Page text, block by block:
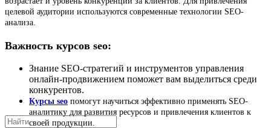
целевой аудитории используются современные технологии SEO-
анализа.
Важность курсов seo:
Знание SEO-стратегий и инструментов управления
онлайн-продвижением поможет вам выделиться среди
конкурентов.
Курсы seo помогут научиться эффективно применять SEO-
аналитику для развития ресурсов и привлечения клиентов к
своей продукции.